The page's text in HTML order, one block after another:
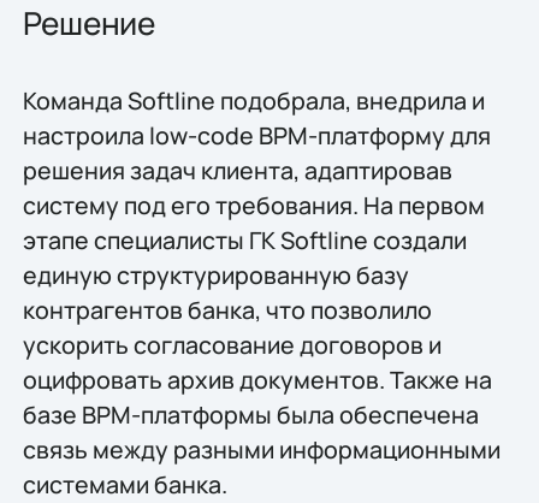
Решение
Команда Softline подобрала, внедрила и
настроила low-code BPM-платформу для
решения задач клиента, адаптировав
систему под его требования. На первом
этапе специалисты ГК Softline создали
единую структурированную базу
контрагентов банка, что позволило
ускорить согласование договоров и
оцифровать архив документов. Также на
базе BPM-платформы была обеспечена
связь между разными информационными
системами банка.